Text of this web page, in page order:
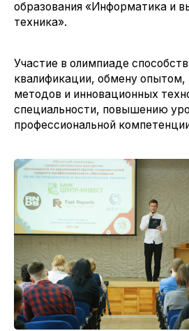
образования «Информатика и
техника».
Участие в олимпиаде
квалификации, обмену
методов и инновационных
специальности, повышению
профессиональной